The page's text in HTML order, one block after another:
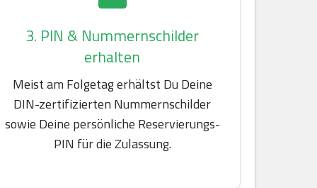
3. PIN & Nummernschilder
erhalten
Meist am Folgetag erhältst Du Deine
DIN-zertifizierten Nummernschilder
sowie Deine persönliche Reservierungs-
PIN für die Zulassung.